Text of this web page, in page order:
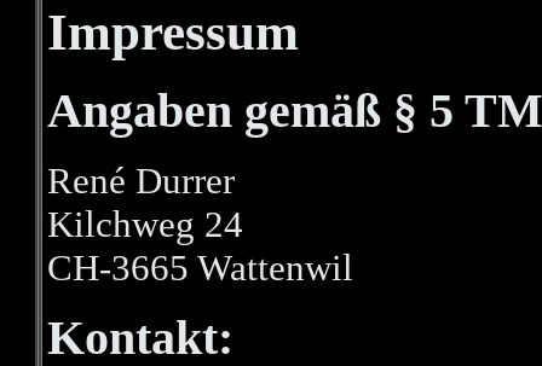
Impressum
Angaben gemäß § 5
René Durrer
Kilchweg 24
CH-3665 Wattenwil
Kontakt: